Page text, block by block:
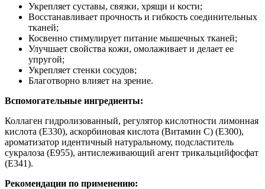
Укрепляет суставы, связки, хрящи и кости;
Восстанавливает прочность и гибкость соединительных
тканей;
Косвенно стимулирует питание мышечных тканей;
Улучшает свойства кожи, омолаживает и делает ее
упругой;
Укрепляет стенки сосудов;
Благотворно влияет на зрение.
Вспомогательные ингредиенты:
Коллаген гидролизованный, регулятор кислотности лимонная
кислота (E330), аскорбиновая кислота (Витамин С) (Е300),
ароматизатор идентичный натуральному, подсластитель
сукралоза (Е955), антислеживающий агент трикальцийфосфат
(Е341).
Рекомендации по применению: